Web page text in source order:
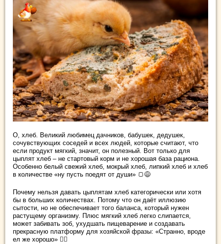
О, хлеб. Великий любимец дачников, бабушек, дедушек,
сочувствующих соседей и всех людей, которые считают, что
если продукт мягкий, значит, он полезный. Вот только для
цыплят хлеб – не стартовый корм и не хорошая база рациона.
Особенно белый свежий хлеб, мокрый хлеб, липкий хлеб и хлеб
в количестве «ну пусть поедят от души» 🍞😅
Почему нельзя давать цыплятам хлеб категорически или хотя
бы в больших количествах. Потому что он даёт иллюзию
сытости, но не обеспечивает того баланса, который нужен
растущему организму. Плюс мягкий хлеб легко слипается,
может забивать зоб, ухудшать пищеварение и создавать
прекрасную платформу для хозяйской фразы: «Странно, вроде
ел же хорошо» 🤦‍♀️